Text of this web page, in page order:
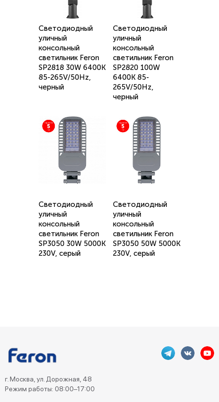
Светодиодный
уличный
консольный
светильник Feron
SP2818 30W 6400K
85-265V/50Hz,
черный
Светодиодный
уличный
консольный
светильник Feron
SP2820 100W
6400K 85-
265V/50Hz,
черный
Светодиодный
уличный
консольный
светильник Feron
SP3050 30W 5000K
230V, серый
Светодиодный
уличный
консольный
светильник Feron
SP3050 50W 5000K
230V, серый
г. Москва, ул. Дорожная, 48
Режим работы: 08:00–17:00